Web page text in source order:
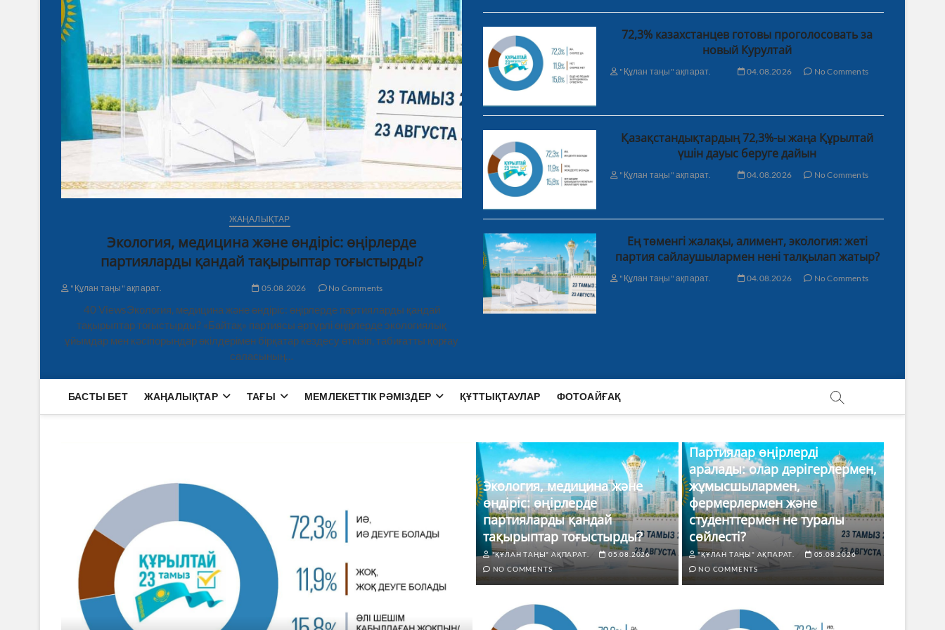
ЖАҢАЛЫҚТАР
Экология, медицина және өндіріс: өңірлерде
партияларды қандай тақырыптар тоғыстырды?
"Құлан таңы" ақпарат. 05.08.2026 No Comments
40 ViewsЭкология, медицина және өндіріс: өңірлерде партияларды қандай
тақырыптар тоғыстырды? «Байтақ» партиясы әртүрлі өңірлерде экологиялық
ұйымдар мен кәсіпорындар өкілдерімен бірқатар кездесу өткізіп, табиғатты қорғау
саласының…
72,3% казахстанцев готовы проголосовать за
новый Курултай
"Құлан таңы" ақпарат. 04.08.2026 No Comments
Қазақстандықтардың 72,3%-ы жаңа Құрылтай
үшін дауыс беруге дайын
"Құлан таңы" ақпарат. 04.08.2026 No Comments
Ең төменгі жалақы, алимент, экология: жеті
партия сайлаушылармен нені талқылап жатыр?
"Құлан таңы" ақпарат. 04.08.2026 No Comments
БАСТЫ БЕТ ЖАҢАЛЫҚТАР ТАҒЫ МЕМЛЕКЕТТІК РӘМІЗДЕР ҚҰТТЫҚТАУЛАР ФОТОАЙҒАҚ
Экология, медицина және
өндіріс: өңірлерде
партияларды қандай
тақырыптар тоғыстырды?
"ҚҰЛАН ТАҢЫ" АҚПАРАТ.
05.08.2026
NO COMMENTS
Партиялар өңірлерді
аралады: олар дәрігерлермен,
жұмысшылармен,
фермерлермен және
студенттермен не туралы
сөйлесті?
"ҚҰЛАН ТАҢЫ" АҚПАРАТ.
05.08.2026
NO COMMENTS